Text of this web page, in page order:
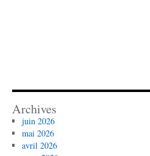
Archives
juin 2026
mai 2026
avril 2026